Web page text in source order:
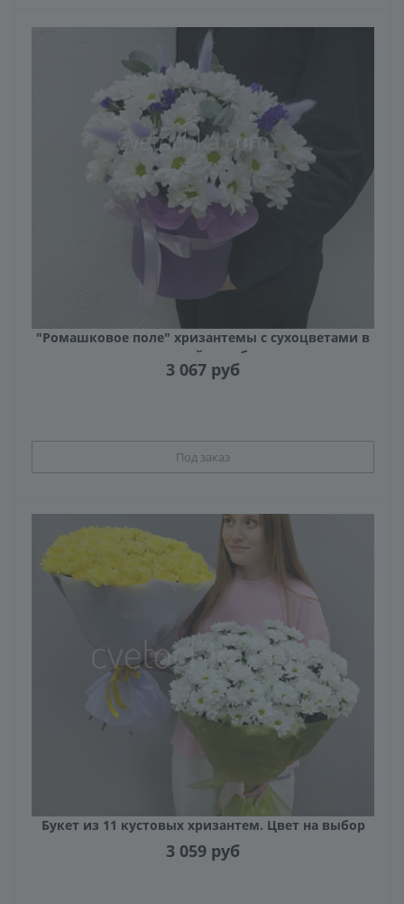
"Ромашковое поле" хризантемы с сухоцветами в
шляпной коробке
3 067 руб
Под заказ
Букет из 11 кустовых хризантем. Цвет на выбор
3 059 руб